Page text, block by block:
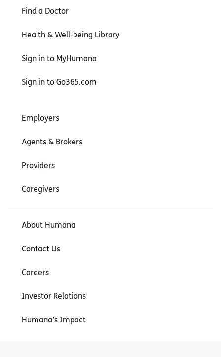
Find a Doctor
Health & Well-being Library
Sign in to MyHumana
Sign in to Go365.com
Employers
Agents & Brokers
Providers
Caregivers
About Humana
Contact Us
Careers
Investor Relations
Humana’s Impact